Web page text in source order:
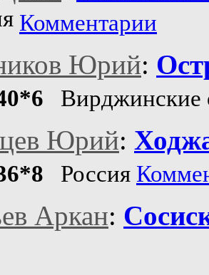
Комментарии
Юрий:
Вирджинские
Юрий:
Россия
Аркан: